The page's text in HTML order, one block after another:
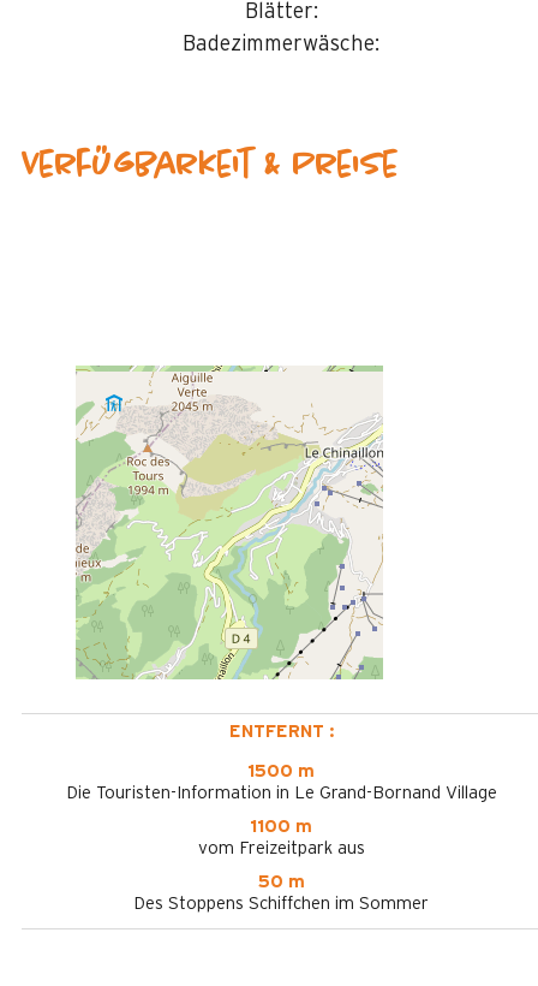
Blätter:
Badezimmerwäsche:
Verfügbarkeit & Preise
ENTFERNT :
1500 m
Die Touristen-Information in Le Grand-Bornand Village
1100 m
vom Freizeitpark aus
50 m
Des Stoppens Schiffchen im Sommer